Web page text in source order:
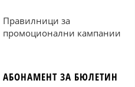
Правилници за
промоционални кампании
АБОНАМЕНТ ЗА БЮЛЕТИН